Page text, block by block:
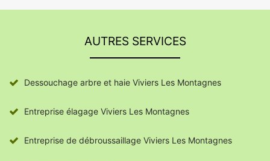
AUTRES SERVICES
Dessouchage arbre et haie Viviers Les Montagnes
Entreprise élagage Viviers Les Montagnes
Entreprise de débroussaillage Viviers Les Montagnes